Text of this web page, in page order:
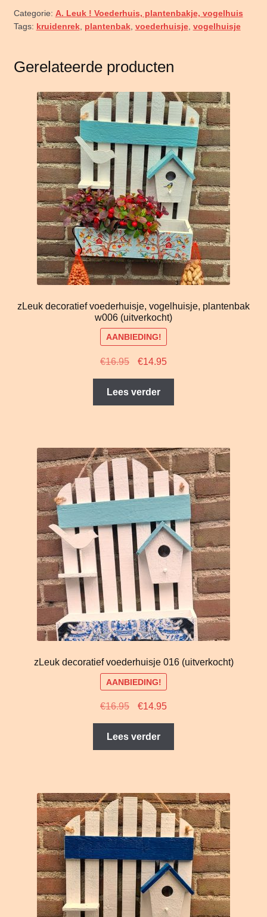
Categorie: A. Leuk ! Voederhuis, plantenbakje, vogelhuis
Tags: kruidenrek, plantenbak, voederhuisje, vogelhuisje
Gerelateerde producten
zLeuk decoratief voederhuisje, vogelhuisje, plantenbak
w006 (uitverkocht)
AANBIEDING!
€16.95
Oorspronkelijke
was:
€16.95.
€14.95Huidige
€14.95.
Lees verder
zLeuk decoratief voederhuisje 016 (uitverkocht)
AANBIEDING!
€16.95
Oorspronkelijke
was:
€16.95.
€14.95Huidige
€14.95.
Lees verder